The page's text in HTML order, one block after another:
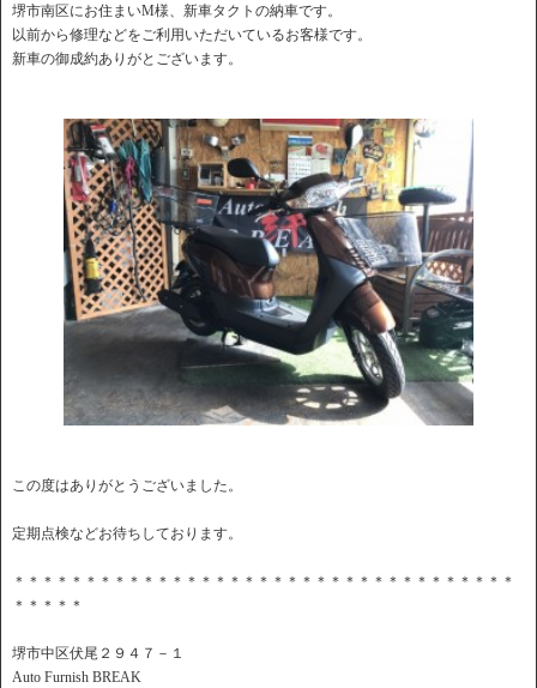
堺市南区にお住まいM様、新車タクトの納車です。
以前から修理などをご利用いただいているお客様です。
新車の御成約ありがとございます。
この度はありがとうございました。
定期点検などお待ちしております。
＊＊＊＊＊＊＊＊＊＊＊＊＊＊＊＊＊＊＊＊＊＊＊＊＊＊＊＊＊＊＊＊＊＊＊
＊＊＊＊＊
堺市中区伏尾２９４７－１
Auto Furnish BREAK